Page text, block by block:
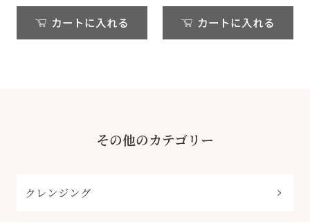
カートに入れる カートに入れる
その他のカテゴリー
クレンジング